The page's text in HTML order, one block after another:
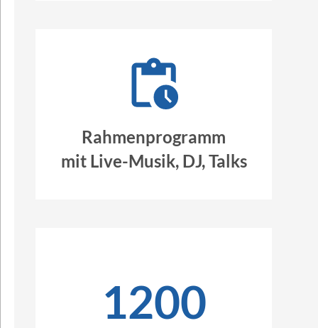
Rahmenprogramm
mit Live-Musik, DJ, Talks
1200